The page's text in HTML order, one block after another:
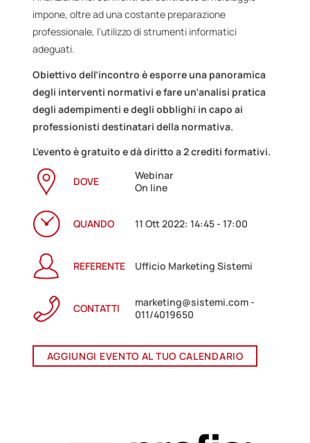
impone, oltre ad una costante preparazione
professionale, l’utilizzo di strumenti informatici
adeguati.
Obiettivo dell’incontro è esporre una panoramica
degli interventi normativi e fare un’analisi pratica
degli adempimenti e degli obblighi in capo ai
professionisti destinatari della normativa.
L’evento è gratuito e dà diritto a 2 crediti formativi.
DOVE
Webinar
On line
QUANDO 11 Ott 2022: 14:45 - 17:00
REFERENTE Ufficio Marketing Sistemi
CONTATTI
marketing@sistemi.com -
011/4019650
AGGIUNGI EVENTO AL TUO CALENDARIO